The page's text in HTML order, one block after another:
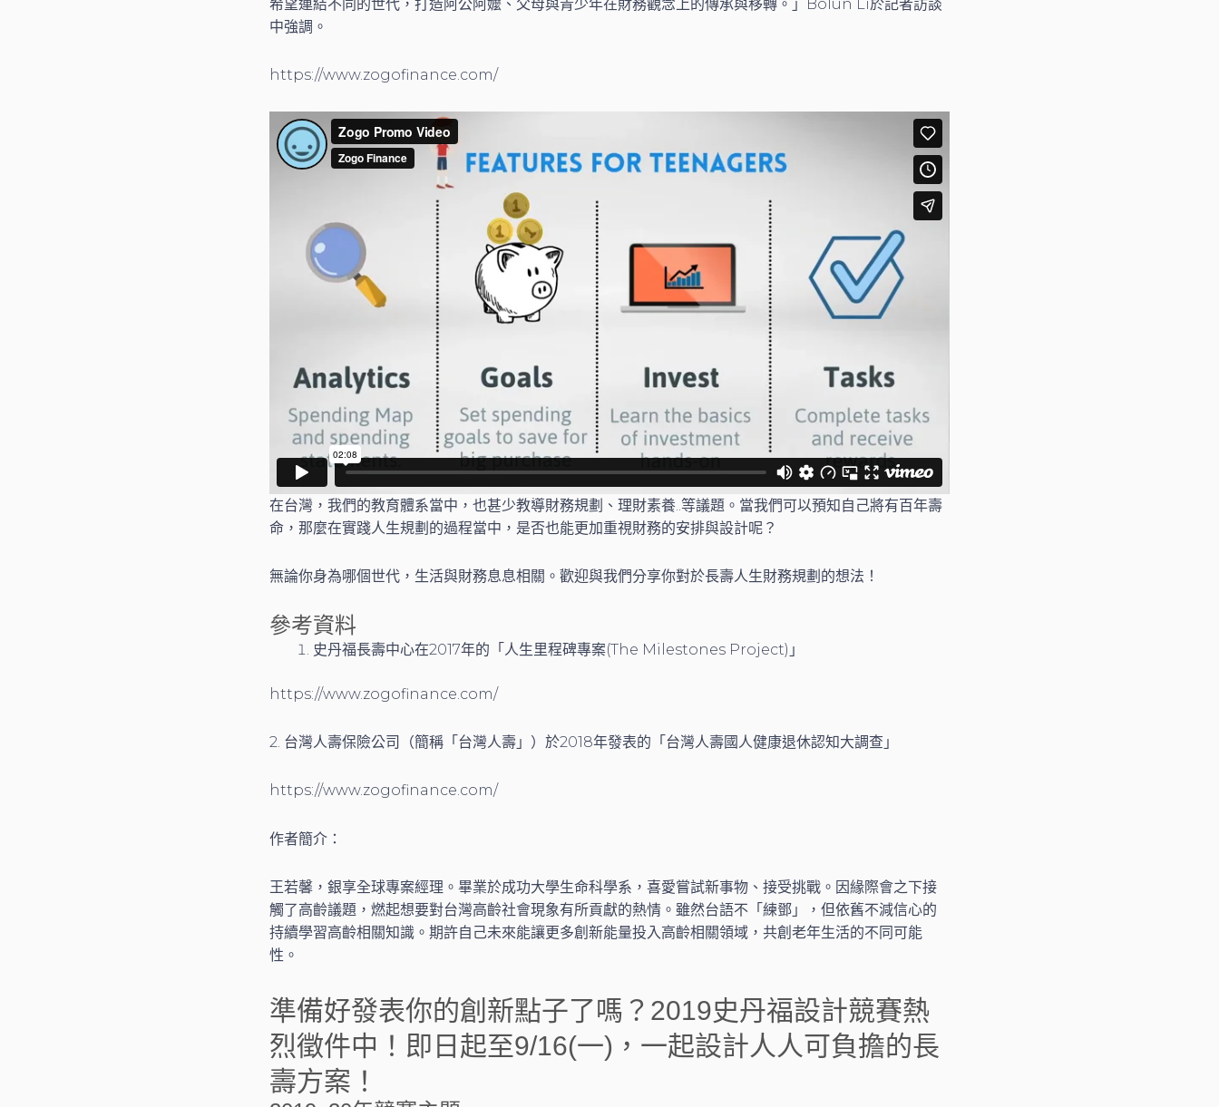
希望連結不同的世代，打造阿公阿嬤、父母與青少年在財務觀念上的傳承與移轉。」Bolun Li於記者訪談
中強調。
https://www.zogofinance.com/
在台灣，我們的教育體系當中，也甚少教導財務規劃、理財素養..等議題。當我們可以預知自己將有百年壽
命，那麼在實踐人生規劃的過程當中，是否也能更加重視財務的安排與設計呢？
無論你身為哪個世代，生活與財務息息相關。歡迎與我們分享你對於長壽人生財務規劃的想法！
參考資料
史丹福長壽中心在2017年的「人生里程碑專案(The Milestones Project)」
https://www.zogofinance.com/
2. 台灣人壽保險公司（簡稱「台灣人壽」）於2018年發表的「台灣人壽國人健康退休認知大調查」
https://www.zogofinance.com/
作者簡介：
王若馨，銀享全球專案經理。畢業於成功大學生命科學系，喜愛嘗試新事物、接受挑戰。因緣際會之下接
觸了高齡議題，燃起想要對台灣高齡社會現象有所貢獻的熱情。雖然台語不「練鄧」，但依舊不減信心的
持續學習高齡相關知識。期許自己未來能讓更多創新能量投入高齡相關領域，共創老年生活的不同可能
性。
準備好發表你的創新點子了嗎？2019史丹福設計競賽熱
烈徵件中！即日起至9/16(一)，一起設計人人可負擔的長
壽方案！